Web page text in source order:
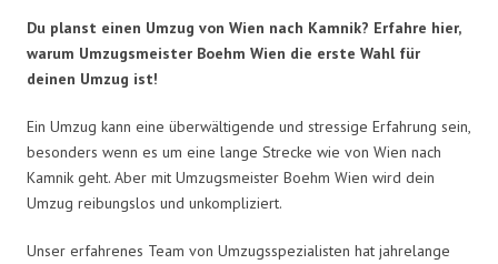
Du planst einen Umzug von Wien nach Kamnik? Erfahre hier,
warum Umzugsmeister Boehm Wien die erste Wahl für
deinen Umzug ist!
Ein Umzug kann eine überwältigende und stressige Erfahrung sein,
besonders wenn es um eine lange Strecke wie von Wien nach
Kamnik geht. Aber mit Umzugsmeister Boehm Wien wird dein
Umzug reibungslos und unkompliziert.
Unser erfahrenes Team von Umzugsspezialisten hat jahrelange